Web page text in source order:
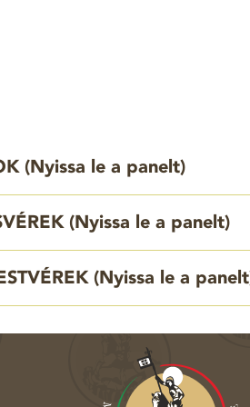
( Nyissa le a panelt)
( Nyissa le a panelt)
( Nyissa le a panelt